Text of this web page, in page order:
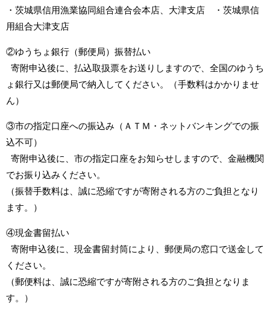
・茨城県信用漁業協同組合連合会本店、大津支店 ・茨城県信
用組合大津支店
②ゆうちょ銀行（郵便局）振替払い
寄附申込後に、払込取扱票をお送りしますので、全国のゆうち
ょ銀行又は郵便局で納入してください。（手数料はかかりませ
ん）
③市の指定口座への振込み（ＡＴＭ・ネットバンキングでの振
込不可）
寄附申込後に、市の指定口座をお知らせしますので、金融機関
でお振り込みください。
（振替手数料は、誠に恐縮ですが寄附される方のご負担となり
ます。）
④現金書留払い
寄附申込後に、現金書留封筒により、郵便局の窓口で送金して
ください。
（郵便料は、誠に恐縮ですが寄附される方のご負担となりま
す。）